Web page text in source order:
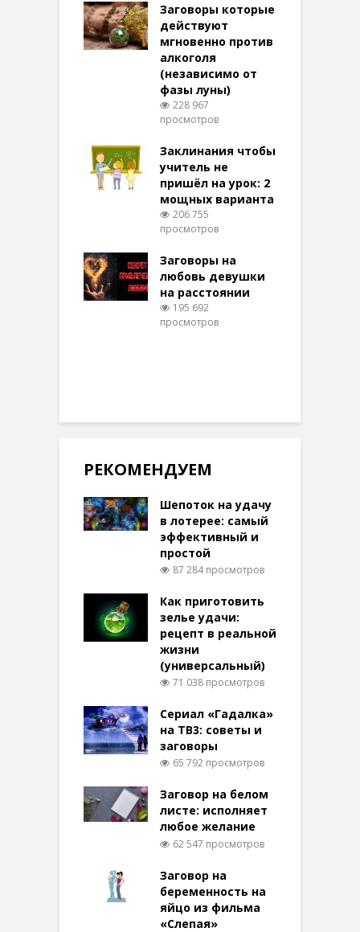
Заговоры которые
действуют
мгновенно против
алкоголя
(независимо от
фазы луны)
228 967
просмотров
Заклинания чтобы
учитель не
пришёл на урок: 2
мощных варианта
206 755
просмотров
Заговоры на
любовь девушки
на расстоянии
195 692
просмотров
РЕКОМЕНДУЕМ
Шепоток на удачу
в лотерее: самый
эффективный и
простой
87 284 просмотров
Как приготовить
зелье удачи:
рецепт в реальной
жизни
(универсальный)
71 038 просмотров
Сериал «Гадалка»
на ТВ3: советы и
заговоры
65 792 просмотров
Заговор на белом
листе: исполняет
любое желание
62 547 просмотров
Заговор на
беременность на
яйцо из фильма
«Слепая»